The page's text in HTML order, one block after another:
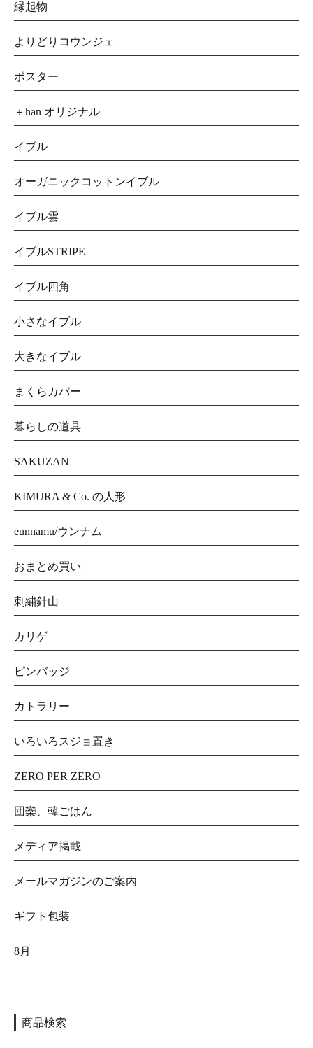
縁起物
よりどりコウンジェ
ポスター
＋han オリジナル
イブル
オーガニックコットンイブル
イブル雲
イブルSTRIPE
イブル四角
小さなイブル
大きなイブル
まくらカバー
暮らしの道具
SAKUZAN
KIMURA & Co. の人形
eunnamu/ウンナム
おまとめ買い
刺繍針山
カリゲ
ピンバッジ
カトラリー
いろいろスジョ置き
ZERO PER ZERO
団欒、韓ごはん
メディア掲載
メールマガジンのご案内
ギフト包装
8月
商品検索